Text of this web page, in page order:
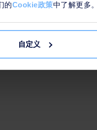
的Cookie政策中了解更多。
自定义
关键作用”